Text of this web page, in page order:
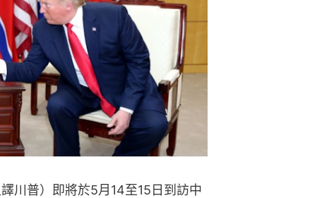
川普）即將於5月14至15日到訪中